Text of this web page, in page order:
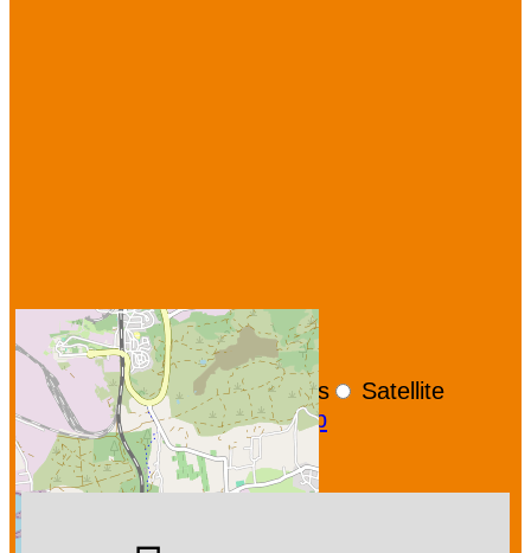
+−
OpenStreetMap
Streets
Satellite
Leaflet |©OpenStreetMap